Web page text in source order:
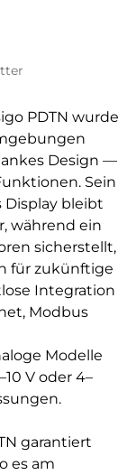
PDTN wurde
Design —
Sein
Display bleibt
während ein
sicherstellt,
für zukünftige
Integration
Modbus
Modelle
V oder 4–
garantiert
es am